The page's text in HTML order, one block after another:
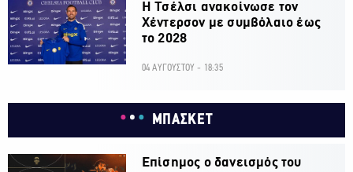
H Τσέλσι ανακοίνωσε τον
Χέντερσον με συμβόλαιο έως
το 2028
04 ΑΥΓΟΥΣΤΟΥ - 18:35
ΜΠΑΣΚΕΤ
Επίσημος ο δανεισμός του